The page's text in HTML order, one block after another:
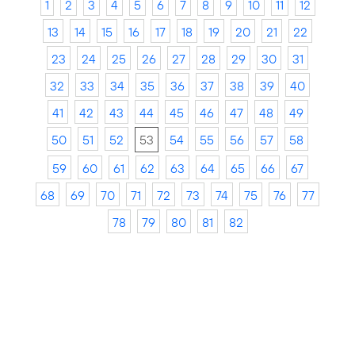
1 2 3 4 5 6 7 8 9 10 11
12
13
14 15 16 17 18 19 20 21
22
23
24 25 26 27 28 29 30
31
32
33 34 35 36 37 38 39
40
41
42 43 44 45 46 47 48
49
50
51 52 53 54 55 56 57
58
59
60 61 62 63 64 65 66
67
68
69 70 71 72 73 74 75 76
77
78
79 80 81 82